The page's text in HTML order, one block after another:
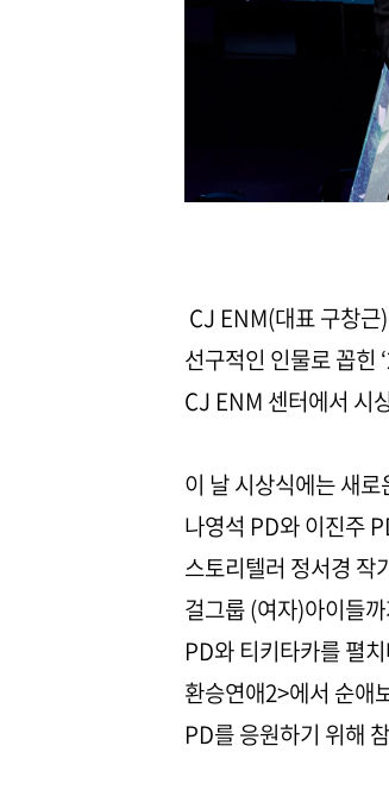
CJ ENM(대표 구창근
선구적인 인물로 꼽힌
CJ ENM 센터에서 시
이 날 시상식에는 새
나영석 PD와 이진주
스토리텔러 정서경 작
걸그룹 (여자)아이들
PD와 티키타카를 펼
환승연애2>에서 순애
PD를 응원하기 위해